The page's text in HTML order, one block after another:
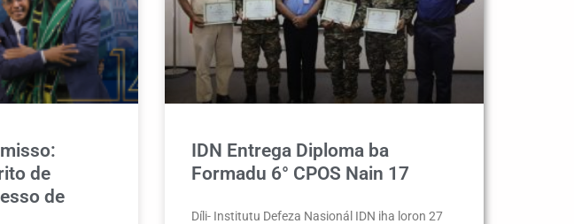
de
de
IDN Entrega Diploma ba
Formadu 6° CPOS Nain 17
Díli- Institutu Defeza Nasionál IDN iha loron 27